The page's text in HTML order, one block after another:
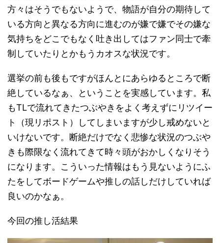
方々はそうでもないようで、物語が自分の期待して
いる方向と異なる方向に進むのが嫌で嫌でその嫌な
気持ちをどこでもなく吐き出してはファン同士で牽
制していたりとかもうカオスな状況です。
選挙の前も後もですがほんとにあらゆるところで断
絶しているなぁ、ということを実感しています。私
もTLで流れてきたつぶやきをよく考えずにリツイー
ト（現リポスト）してしまいますが少し戒めないと
いけないです。断絶だけでなく悲惨な状況のつぶや
きも際限なく流れてきて時々頭がおかしくなりそう
になります。こういった情報はもう見ないようにふ
たをしてボードゲームや推しの話しだけしていれば
良いのかなぁ。
今回の推し活結果